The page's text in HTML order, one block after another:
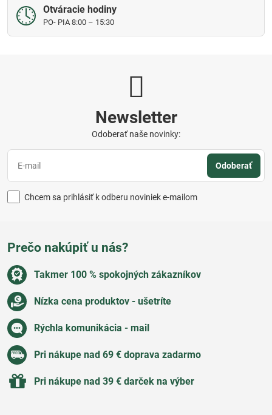
Otváracie hodiny
PO- PIA 8:00 – 15:30
Newsletter
Odoberať naše novinky:
Odoberať
Chcem sa prihlásiť k odberu noviniek e-mailom
Prečo nakúpiť u nás?
Takmer 100 % spokojných zákazníkov
Nízka cena produktov - ušetríte
Rýchla komunikácia - mail
Pri nákupe nad 69 € doprava zadarmo
Pri nákupe nad 39 € darček na výber